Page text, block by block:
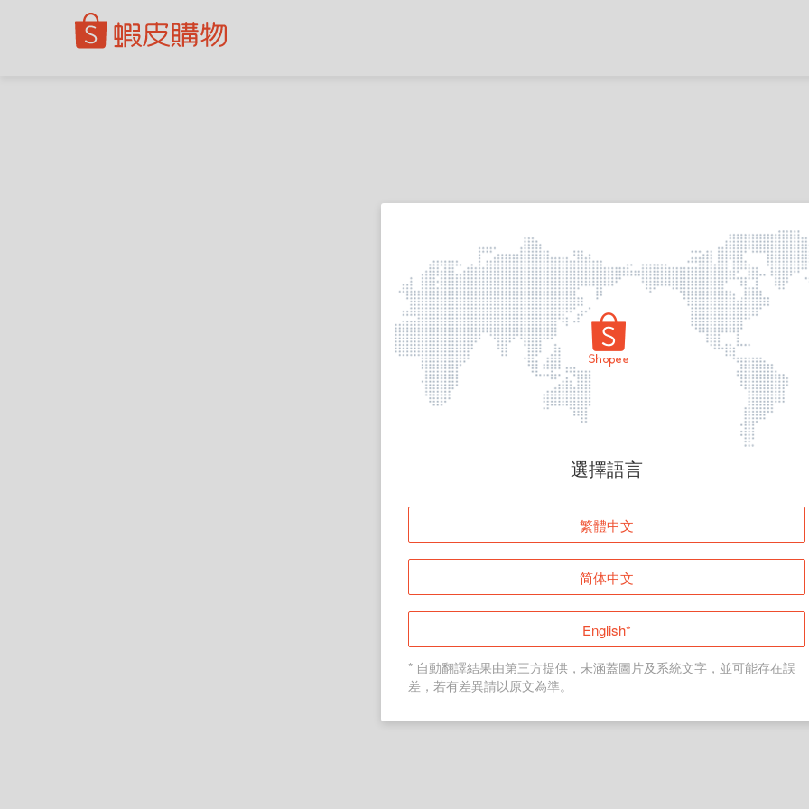
頁面無法顯示
登入
返回首頁
選擇語言
繁體中文
简体中文
English*
* 自動翻譯結果由第三方提供，未涵蓋圖片及系統文字，並可能存在誤
差，若有差異請以原文為準。